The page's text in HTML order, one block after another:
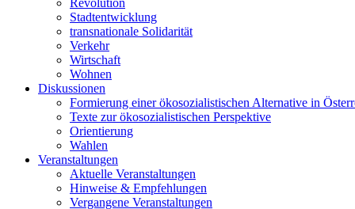
Revolution
Stadtentwicklung
transnationale Solidarität
Verkehr
Wirtschaft
Wohnen
Diskussionen
Formierung einer ökosozialistischen Alternative in
Texte zur ökosozialistischen Perspektive
Orientierung
Wahlen
Veranstaltungen
Aktuelle Veranstaltungen
Hinweise & Empfehlungen
Vergangene Veranstaltungen